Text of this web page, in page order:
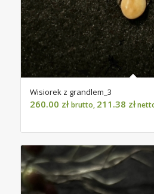
Wisiorek z grandlem_3
260.00 zł brutto, 211.38 zł